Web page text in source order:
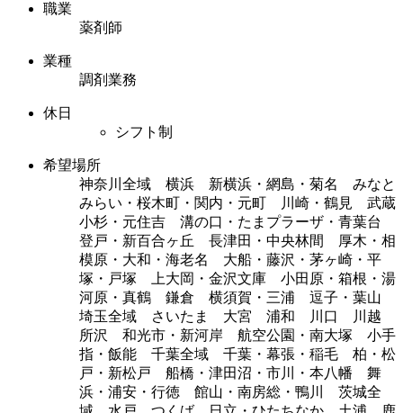
職業
薬剤師
業種
調剤業務
休日
シフト制
希望場所
神奈川全域 横浜 新横浜・網島・菊名 みなと
みらい・桜木町・関内・元町 川崎・鶴見 武蔵
小杉・元住吉 溝の口・たまプラーザ・青葉台
登戸・新百合ヶ丘 長津田・中央林間 厚木・相
模原・大和・海老名 大船・藤沢・茅ヶ崎・平
塚・戸塚 上大岡・金沢文庫 小田原・箱根・湯
河原・真鶴 鎌倉 横須賀・三浦 逗子・葉山
埼玉全域 さいたま 大宮 浦和 川口 川越
所沢 和光市・新河岸 航空公園・南大塚 小手
指・飯能 千葉全域 千葉・幕張・稲毛 柏・松
戸・新松戸 船橋・津田沼・市川・本八幡 舞
浜・浦安・行徳 館山・南房総・鴨川 茨城全